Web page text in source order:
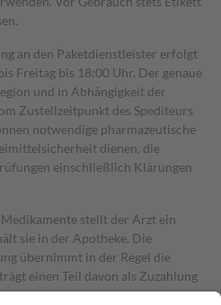
an den Paketdienstleister erfolgt
Freitag bis 18:00 Uhr. Der genaue
und in Abhängigkeit der
Zustellzeitpunkt des Spediteurs
notwendige pharmazeutische
dienen, die
einschließlich Klärungen
stellt der Arzt ein
sie in der Apotheke. Die
übernimmt in der Regel die
einen Teil davon als Zuzahlung